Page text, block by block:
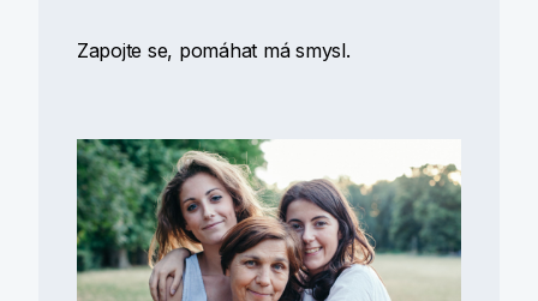
Zapojte se, pomáhat má smysl.